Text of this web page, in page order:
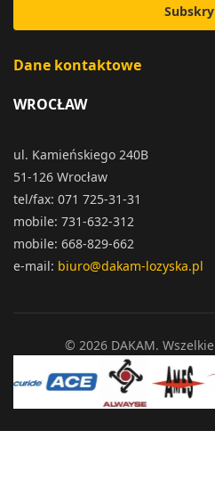
Dane kontaktowe
WROCŁAW
ul. Kamieńskiego 240B
51-126 Wrocław
tel/fax: 071 725-31-31
mobile: 731-632-312
mobile: 668-829-662
e-mail: biuro@dakam-lozyska.pl
© 2026 DAKAM.